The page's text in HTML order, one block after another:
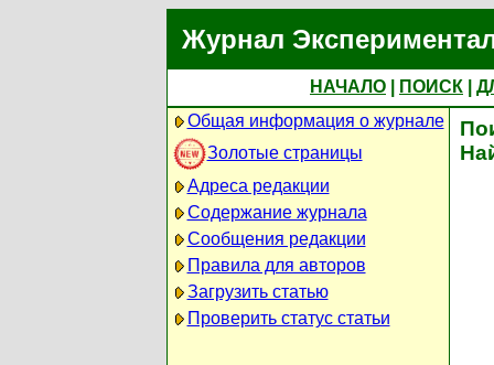
Журнал
НАЧАЛО ПОИСК
Общая информация о журнале
Золотые страницы
Адреса редакции
Содержание журнала
Сообщения редакции
Правила для авторов
Загрузить статью
Проверить статус статьи